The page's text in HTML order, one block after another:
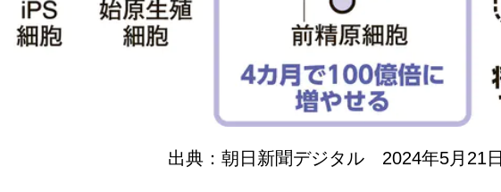
出典：朝日新聞デジタル 2024年5月21日